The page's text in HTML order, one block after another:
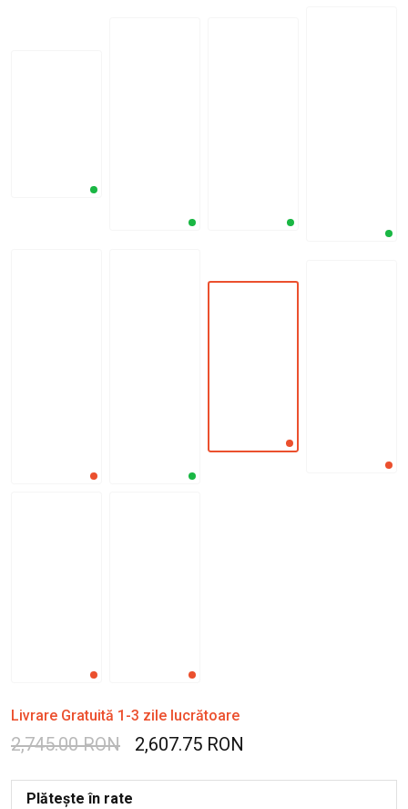
Livrare Gratuită 1-3 zile lucrătoare
2,745.00 RON 2,607.75 RON
Plătește în rate